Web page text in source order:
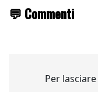
💬 Commenti